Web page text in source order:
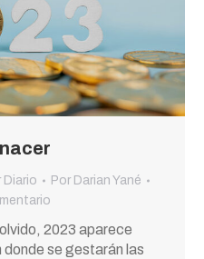
Diario Por Darian Yané
2023 aparece
donde se gestarán las